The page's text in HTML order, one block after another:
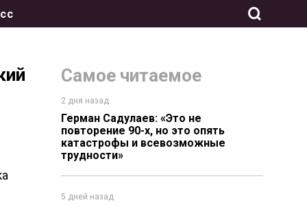
Самое читаемое
2 дня назад
Герман Садулаев: «Это не
повторение 90-х, но это опять
катастрофы и всевозможные
трудности»
5 дней назад